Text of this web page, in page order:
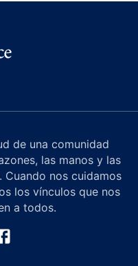
de una comunidad
las manos y las
Cuando nos cuidamos
los vínculos que nos
a todos.